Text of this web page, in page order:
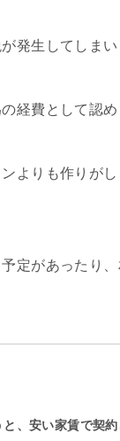
発生してしまい
経費として認
よりも作りがし
定があったり
、安い家賃で契